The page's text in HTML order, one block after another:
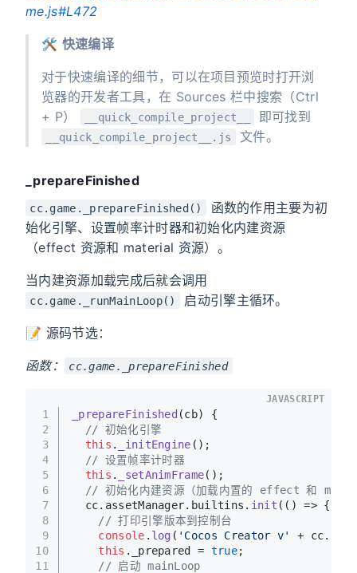
me.js#L472
🛠 快速编译
对于快速编译的细节，可以在项目预览时打开浏
览器的开发者工具，在 Sources 栏中搜索（Ctrl
+ P）
__quick_compile_project__ 即可找到
__quick_compile_project__.js 文件。
_prepareFinished
cc.game._prepareFinished()
函数的作用主要为初
始化引擎、设置帧率计时器和初始化内建资源
（effect 资源和 material 资源）。
当内建资源加载完成后就会调用
cc.game._runMainLoop() 启动引擎主循环。
📝 源码节选：
函数： cc.game._prepareFinished
1
2
3
4
5
6
7
8
9
10
11
_prepareFinished (cb) {
// 初始化引擎
this . _initEngine ();
// 设置帧率计时器
this . _setAnimFrame();
// 初始化内建资源（加载内置的 effect 和
  cc.
assetManager. builtins . init ( () => {
// 打印引擎版本到控制台
console . log ( 'Cocos Creator v' + cc.
this . _prepared = true;
// 启动 mainLoop
JAVASCRIPT